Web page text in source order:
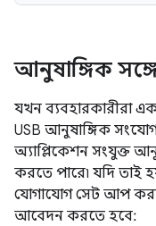
আনুষাঙ্গিক
যখন ব্যবহারকারীরা
USB আনুষাঙ্গিক
অ্যাপ্লিকেশন সংযুক্ত
করতে পারে৷ যদি তাই
যোগাযোগ সেট আপ
আবেদন করতে হবে: